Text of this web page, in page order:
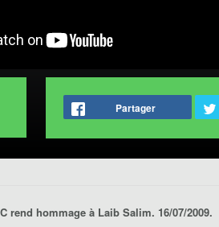
Partager
rend hommage à Laib Salim. 16/07/2009.